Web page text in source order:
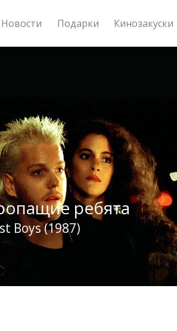
Новости Подарки Кинозакуски
ребята
Boys (1987)